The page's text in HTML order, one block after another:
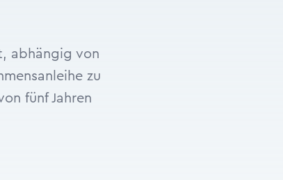
abhängig von
zu
fünf Jahren